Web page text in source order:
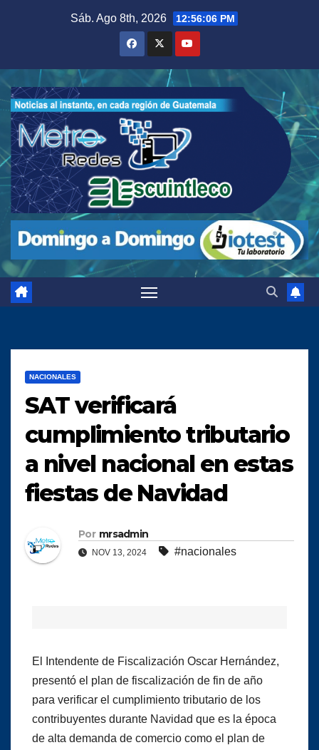
Sáb. Ago 8th, 2026 12:56:07 PM
NACIONALES
SAT verificará
cumplimiento tributario
a nivel nacional en estas
fiestas de Navidad
Por mrsadmin
NOV 13, 2024 #nacionales
El Intendente de Fiscalización Oscar Hernández,
presentó el plan de fiscalización de fin de año
para verificar el cumplimiento tributario de los
contribuyentes durante Navidad que es la época
de alta demanda de comercio como el plan de